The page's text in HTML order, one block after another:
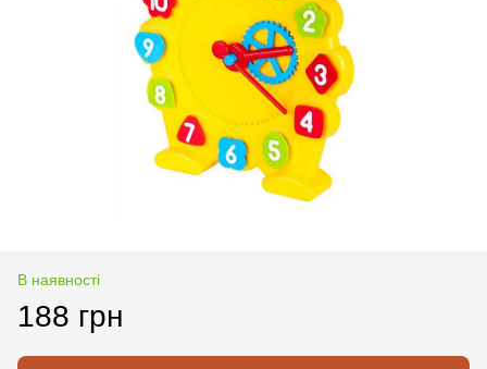
В наявності
188 грн